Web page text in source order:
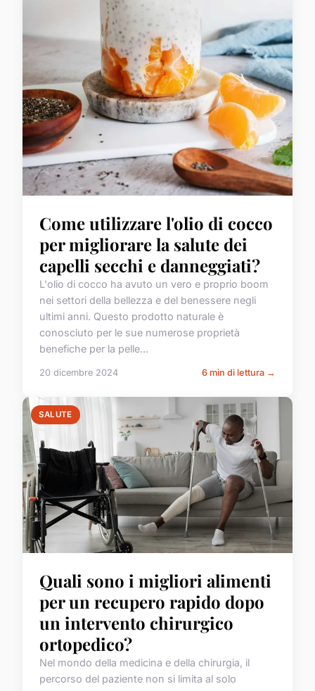
Come utilizzare l'olio di cocco
per migliorare la salute dei
capelli secchi e danneggiati?
L'olio di cocco ha avuto un vero e proprio boom
nei settori della bellezza e del benessere negli
ultimi anni. Questo prodotto naturale è
conosciuto per le sue numerose proprietà
benefiche per la pelle...
20 dicembre 2024 6 min di lettura →
SALUTE
Quali sono i migliori alimenti
per un recupero rapido dopo
un intervento chirurgico
ortopedico?
Nel mondo della medicina e della chirurgia, il
percorso del paziente non si limita al solo